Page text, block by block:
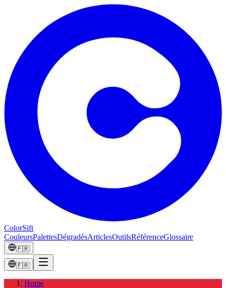
ColorSift
CouleursPalettesDégradésArticlesOutilsRéférenceGlossaire
🇫🇷
🇫🇷
Home